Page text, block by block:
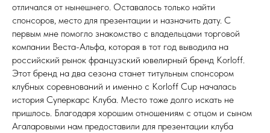
отличался от нынешнего. Оставалось только найти
спонсоров, место для презентации и назначить дату. С
первым мне помогло знакомство с владельцами торговой
компании Веста-Альфа, которая в тот год выводила на
российский рынок французский ювелирный бренд Korloff.
Этот бренд на два сезона станет титульным спонсором
клубных соревнований и именно с Korloff Cup началась
история Суперкарс Клуба. Место тоже долго искать не
пришлось. Благодаря хорошим отношениям с отцом и сыном
Агаларовыми нам предоставили для презентации клуба